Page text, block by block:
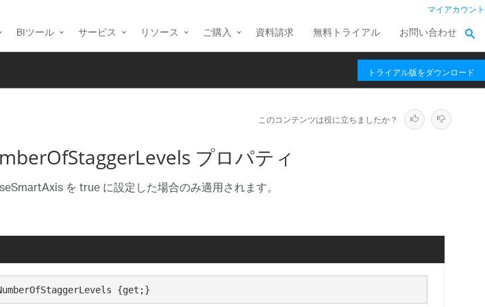
マイアカウント
BIツール サービス リソース ご購入 資料請求 無料トライアル お問い合わせ
トライアル版をダウンロード
このコンテンツは役に立ちましたか？
プロパティ
を true に設定した場合のみ適用されます。
{get;}